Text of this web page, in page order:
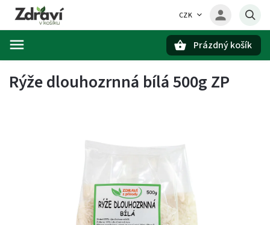
CZK
Prázdný košík
Rýže dlouhozrnná bílá 500g ZP